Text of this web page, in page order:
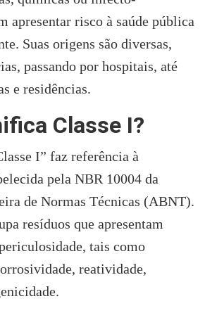
apresentar risco à saúde pública
Suas origens são diversas,
passando por hospitais, até
e residências.
Classe I?
I” faz referência à
pela NBR 10004 da
de Normas Técnicas (ABNT).
resíduos que apresentam
tais como
reatividade,